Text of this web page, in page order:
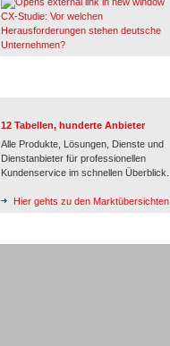
CX-Studie: Vor welchen
Herausforderungen stehen deutsche
Unternehmen?
12 Tabellen, hunderte Anbieter
Alle Produkte, Lösungen, Dienste und
Dienstanbieter für professionellen
Kundenservice im schnellen Überblick.
Hier gehts zu den Marktübersichten